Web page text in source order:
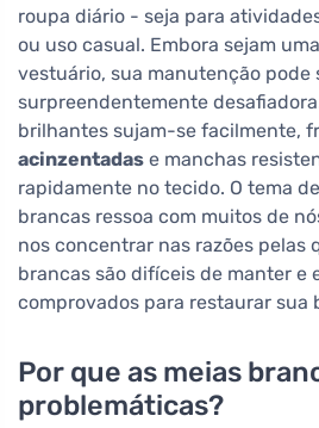
roupa diário - seja para
ou uso casual. Embora sejam
vestuário, sua manutenção pode
surpreendentemente
brilhantes sujam-se facilmente,
acinzentadas e manchas
rapidamente no tecido. O tema
brancas ressoa com muitos de
nos concentrar nas razões pelas
brancas são difíceis de manter e
comprovados para restaurar sua
Por que as meias
problemáticas?